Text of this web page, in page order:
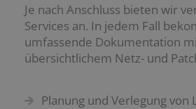
Je nach Anschluss bieten wir
Services an. In jedem Fall
umfassende Dokumentation
übersichtlichem Netz- und
Planung und Verlegung von